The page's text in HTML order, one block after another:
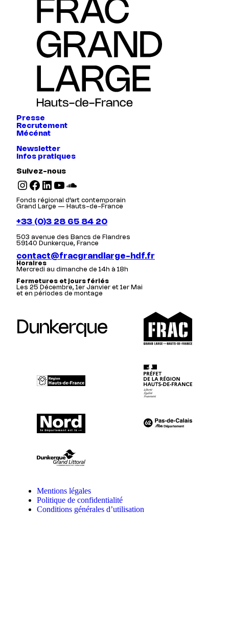
Presse
Recrutement
Mécénat
Newsletter
Infos pratiques
Suivez-nous
Instagram Facebook LinkedIn YouTube SoundCloud
Fonds régional d’art contemporain
Grand Large — Hauts-de-France
+33 (0)3 28 65 84 20
503 avenue des Bancs de Flandres
59140 Dunkerque, France
contact@fracgrandlarge-hdf.fr
Horaires
Mercredi au dimanche de 14h à 18h
Fermetures et jours fériés
Les 25 Décembre, 1er Janvier et 1er Mai
et en périodes de montage
Dunkerque
Mentions légales
Politique de confidentialité
Conditions générales d’utilisation